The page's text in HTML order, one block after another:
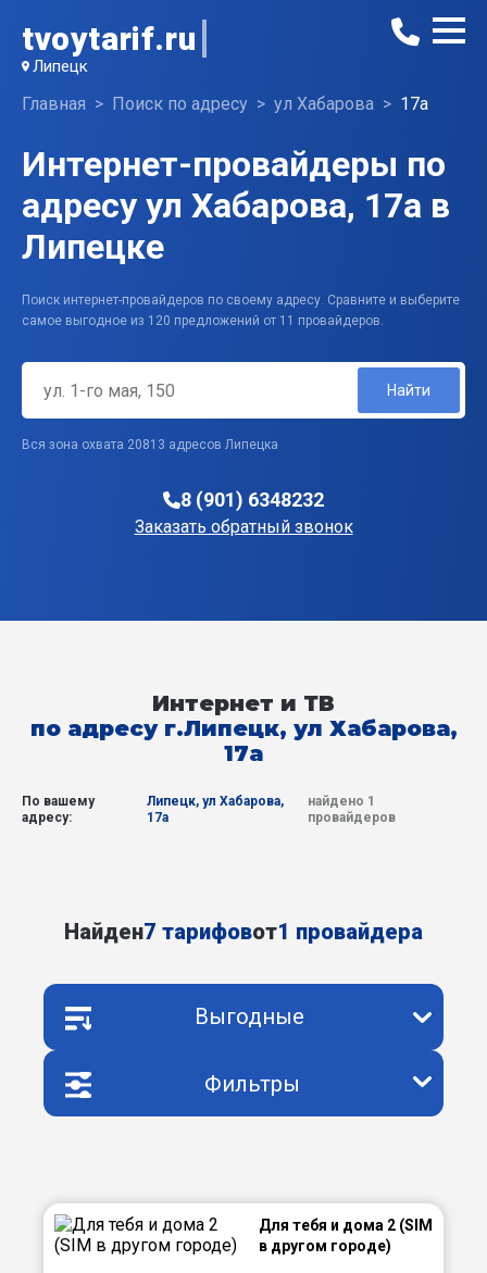
tvoytarif.ru
Липецк
Главная Поиск по адресу ул Хабарова 17а
Интернет-провайдеры по
адресу ул Хабарова, 17а в
Липецке
Поиск интернет-провайдеров по своему адресу. Сравните и выберите
самое выгодное из 120 предложений от 11 провайдеров.
Найти
Вся зона охвата 20813 адресов Липецка
8 (901) 6348232
Заказать обратный звонок
Интернет и ТВ
по адресу г.Липецк, ул Хабарова,
17а
По вашему
адресу:
Липецк, ул Хабарова,
17а
найдено 1
провайдеров
Найден7 тарифовот1 провайдера
Выгодные
Фильтры
Для тебя и дома 2 (SIM
в другом городе)